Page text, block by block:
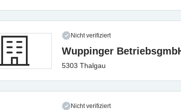
Nicht verifiziert
Wuppinger
5303 Thalgau
Nicht verifiziert